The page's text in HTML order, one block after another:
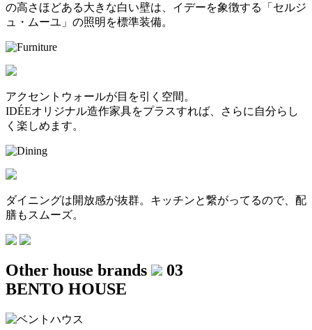
の高さほどある大きな白い壁は、イデーを象徴する「セルジ
ュ・ムーユ」の照明を標準装備。
アクセントウォールが目を引く空間。
IDÉEオリジナル造作家具をプラスすれば、さらに自分らし
く楽しめます。
ダイニングは開放感が抜群。キッチンと繋がってるので、配
膳もスムーズ。
Other house brands
03
BENTO HOUSE